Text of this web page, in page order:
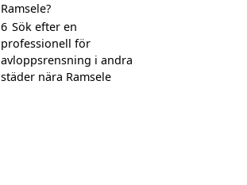
Ramsele?
6 Sök efter en
professionell för
avloppsrensning i andra
städer nära Ramsele